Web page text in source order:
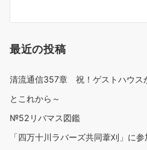
最近の投稿
清流通信357章 祝！ゲストハウス
とこれから～
№52リバマス図鑑
「四万十川ラバーズ共同葦刈」に参